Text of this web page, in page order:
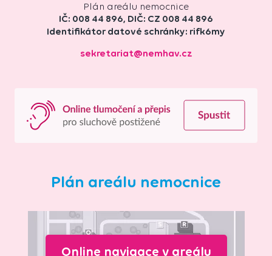
Plán areálu nemocnice
IČ: 008 44 896, DIČ: CZ 008 44 896
Identifikátor datové schránky: rifk6my
sekretariat@nemhav.cz
Plán areálu nemocnice
Online navigace v areálu